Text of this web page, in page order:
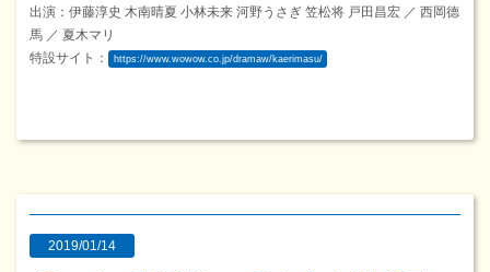
出演：伊藤淳史 木南晴夏 小林未来 河野うさぎ 笠松将 戸田昌宏 ／ 西岡德
馬 ／ 夏木マリ
特設サイト：
https://www.wowow.co.jp/dramaw/kaerimasu/
2019/01/14